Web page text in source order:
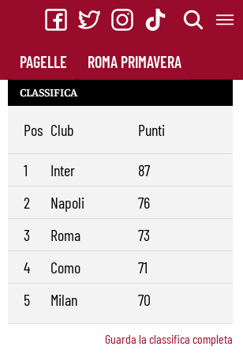
PAGELLE ROMA PRIMAVERA
CLASSIFICA
Pos Club Punti
1 Inter
87
2
Napoli
76
3
Roma
73
4
Como
71
5
Milan 70
Guarda la classifica completa